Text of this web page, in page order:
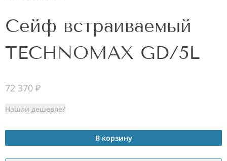
Сейф встраиваемый
TECHNOMAX GD/5L
72 370 ₽
Нашли дешевле?
В корзину